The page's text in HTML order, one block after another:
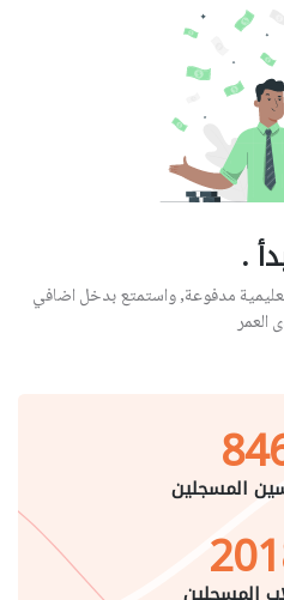
.
مدفوعة, واستمتع بدخل اضافي
العمر
المسجلين